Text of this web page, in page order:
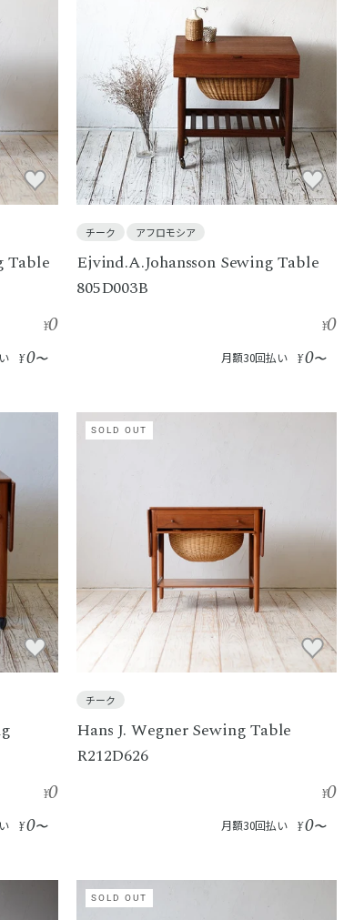
Table
¥0
¥0〜
チーク アフロモシア
Ejvind.A.Johansson Sewing Table
805D003B
¥0
月額30回払い ¥0〜
¥0
¥0〜
SOLD OUT
チーク
Hans J. Wegner Sewing Table
R212D626
¥0
月額30回払い ¥0〜
SOLD OUT